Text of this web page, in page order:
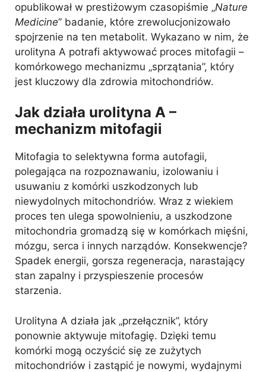
opublikował w prestiżowym czasopiśmie „Nature
Medicine” badanie, które zrewolucjonizowało
spojrzenie na ten metabolit. Wykazano w nim, że
urolityna A potrafi aktywować proces mitofagii –
komórkowego mechanizmu „sprzątania”, który
jest kluczowy dla zdrowia mitochondriów.
Jak działa urolityna A –
mechanizm mitofagii
Mitofagia to selektywna forma autofagii,
polegająca na rozpoznawaniu, izolowaniu i
usuwaniu z komórki uszkodzonych lub
niewydolnych mitochondriów. Wraz z wiekiem
proces ten ulega spowolnieniu, a uszkodzone
mitochondria gromadzą się w komórkach mięśni,
mózgu, serca i innych narządów. Konsekwencje?
Spadek energii, gorsza regeneracja, narastający
stan zapalny i przyspieszenie procesów
starzenia.
Urolityna A działa jak „przełącznik”, który
ponownie aktywuje mitofagię. Dzięki temu
komórki mogą oczyścić się ze zużytych
mitochondriów i zastąpić je nowymi, wydajnymi